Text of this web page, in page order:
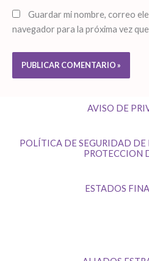
Guardar mi nombre, correo
navegador para la próxima vez
AVISO DE
POLÍTICA DE SEGURIDAD
PROTECCION
ESTADOS